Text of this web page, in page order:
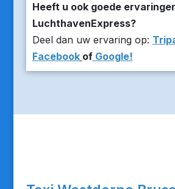
Heeft u ook goede
LuchthavenExpress?
Deel dan uw ervaring op:
Facebook ofGoogle!